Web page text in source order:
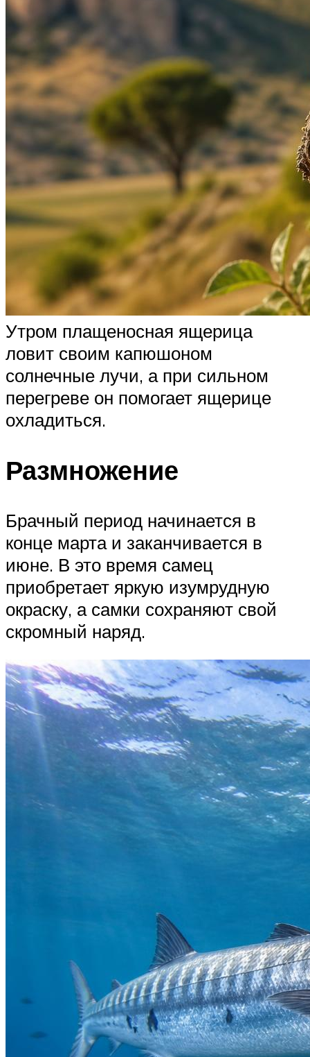
Утром плащеносная ящерица
ловит своим капюшоном
солнечные лучи, а при сильном
перегреве он помогает ящерице
охладиться.
Размножение
Брачный период начинается в
конце марта и заканчивается в
июне. В это время самец
приобретает яркую изумрудную
окраску, а самки сохраняют свой
скромный наряд.